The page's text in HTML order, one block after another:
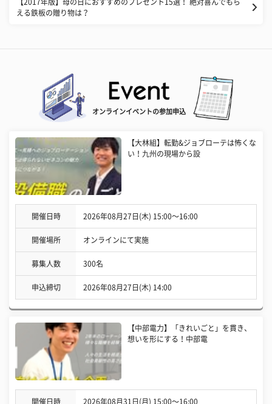
【2017年版】母の日におすすめのプレゼント15選！ 絶対喜んでもら
える鉄板の贈り物は？
オンラインイベントの参加申込
【大林組】転勤&ジョブローテは怖くな
い！九州の現場から設
開催日時 2026年08月27日(木) 15:00〜16:00
開催場所 オンラインにて実施
募集人数 300名
申込締切 2026年08月27日(木) 14:00
【中部電力】「きれいごと」を貫き、
想いを形にする！中部電
開催日時 2026年08月31日(月) 15:00〜16:00